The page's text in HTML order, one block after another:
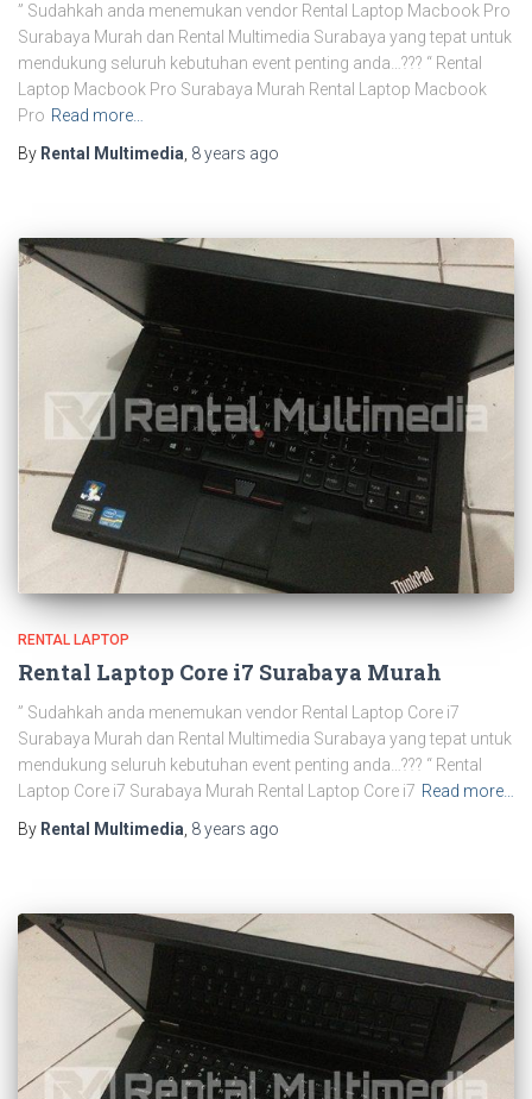
” Sudahkah anda menemukan vendor Rental Laptop Macbook Pro
Surabaya Murah dan Rental Multimedia Surabaya yang tepat untuk
mendukung seluruh kebutuhan event penting anda…??? “ Rental
Laptop Macbook Pro Surabaya Murah Rental Laptop Macbook
Pro Read more…
By Rental Multimedia, 8 years ago
RENTAL LAPTOP
Rental Laptop Core i7 Surabaya Murah
” Sudahkah anda menemukan vendor Rental Laptop Core i7
Surabaya Murah dan Rental Multimedia Surabaya yang tepat untuk
mendukung seluruh kebutuhan event penting anda…??? “ Rental
Laptop Core i7 Surabaya Murah Rental Laptop Core i7 Read more…
By Rental Multimedia 8 years ago